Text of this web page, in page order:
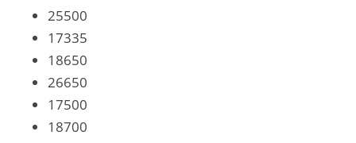
25500
17335
18650
26650
17500
18700